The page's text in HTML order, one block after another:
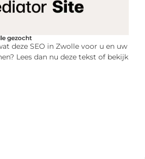
gezocht
deze SEO in Zwolle voor u en uw
Lees dan nu deze tekst of bekijk